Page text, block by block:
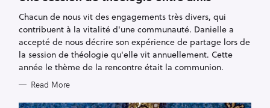
O
I
E
S
Chacun de nous vit des engagements très divers, qui
contribuent à la vitalité d'une communauté. Danielle a
accepté de nous décrire son expérience de partage lors de
la session de théologie qu'elle vit annuellement. Cette
année le thème de la rencontre était la communion.
Read More